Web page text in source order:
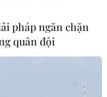
pháp ngăn chặn
quân đội